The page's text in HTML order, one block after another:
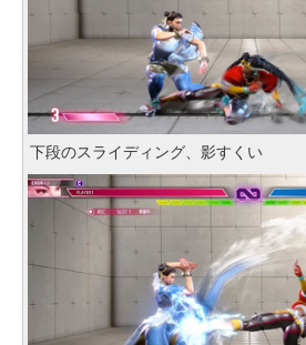
下段のスライディング、影すくい